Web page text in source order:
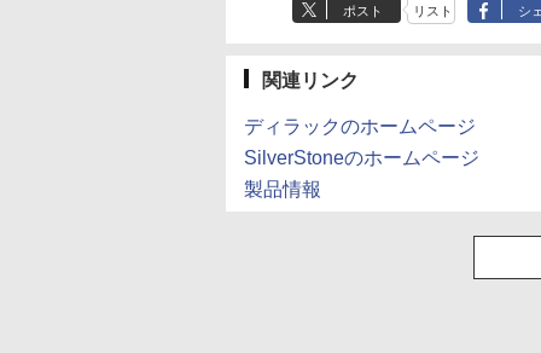
￥770 ￥832
ポスト リスト シ
関連リンク
ディラックのホームページ
SilverStoneのホームページ
製品情報